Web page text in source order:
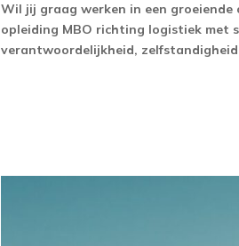
Wil jij graag werken in een
opleiding MBO richting logistiek met
verantwoordelijkheid,